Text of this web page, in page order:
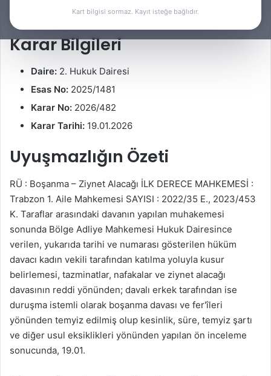
Kart bilgisi sormaz. Kayıt isteğe bağlıdır.
n s
a
ö
n
e
r
Karar Bilgileri
Daire: 2. Hukuk Dairesi
Esas No: 2025/1481
Karar No: 2026/482
Karar Tarihi: 19.01.2026
Uyuşmazlığın Özeti
RÜ : Boşanma – Ziynet Alacağı İLK DERECE MAHKEMESİ :
Trabzon 1. Aile Mahkemesi SAYISI : 2022/35 E., 2023/453
K. Taraflar arasındaki davanın yapılan muhakemesi
sonunda Bölge Adliye Mahkemesi Hukuk Dairesince
verilen, yukarıda tarihi ve numarası gösterilen hüküm
davacı kadın vekili tarafından katılma yoluyla kusur
belirlemesi, tazminatlar, nafakalar ve ziynet alacağı
davasının reddi yönünden; davalı erkek tarafından ise
duruşma istemli olarak boşanma davası ve fer'îleri
yönünden temyiz edilmiş olup kesinlik, süre, temyiz şartı
ve diğer usul eksiklikleri yönünden yapılan ön inceleme
sonucunda, 19.01.